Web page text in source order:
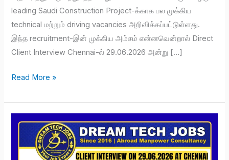
leading Saudi Construction Project-க்காக பல முக்கிய
technical மற்றும் driving vacancies அறிவிக்கப்பட்டுள்ளது.
இந்த recruitment-இன் முக்கிய அம்சம் என்னவென்றால் Direct
Client Interview Chennai-ல் 29.06.2026 அன்று […]
Read More »
Saudi
construction
jobs